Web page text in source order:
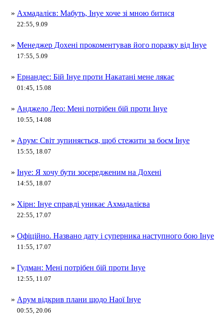
» Ахмадалієв: Мабуть, Інуе хоче зі мною битися
22:55, 9.09
» Менеджер Дохені прокоментував його поразку від Інуе
17:55, 5.09
» Ернандес: Бій Інуе проти Накатані мене лякає
01:45, 15.08
» Анджело Лео: Мені потрібен бій проти Інуе
10:55, 14.08
» Арум: Світ зупиняється, щоб стежити за боєм Інуе
15:55, 18.07
» Інуе: Я хочу бути зосередженим на Дохені
14:55, 18.07
» Хірн: Інуе справді уникає Ахмадалієва
22:55, 17.07
» Офіційно. Названо дату і суперника наступного бою Інуе
11:55, 17.07
» Гудман: Мені потрібен бій проти Інуе
12:55, 11.07
» Арум відкрив плани щодо Наої Інуе
00:55, 20.06